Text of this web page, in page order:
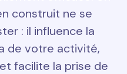
construit ne se
: il influence la
de votre activité,
facilite la prise de